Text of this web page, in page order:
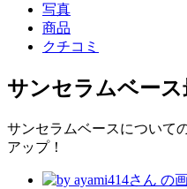
写真
商品
クチコミ
サンセラムベース
サンセラムベースについて
アップ！